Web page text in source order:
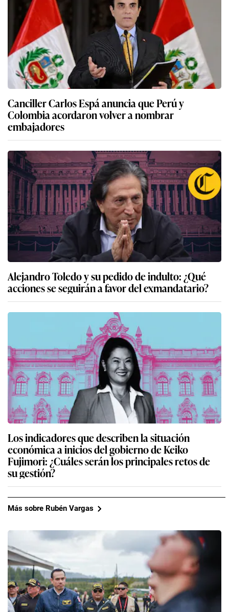
Canciller Carlos Espá anuncia que Perú y
Colombia acordaron volver a nombrar
embajadores
Alejandro Toledo y su pedido de indulto: ¿Qué
acciones se seguirán a favor del exmandatario?
Los indicadores que describen la situación
económica a inicios del gobierno de Keiko
Fujimori: ¿Cuáles serán los principales retos de
su gestión?
Más sobre Rubén Vargas